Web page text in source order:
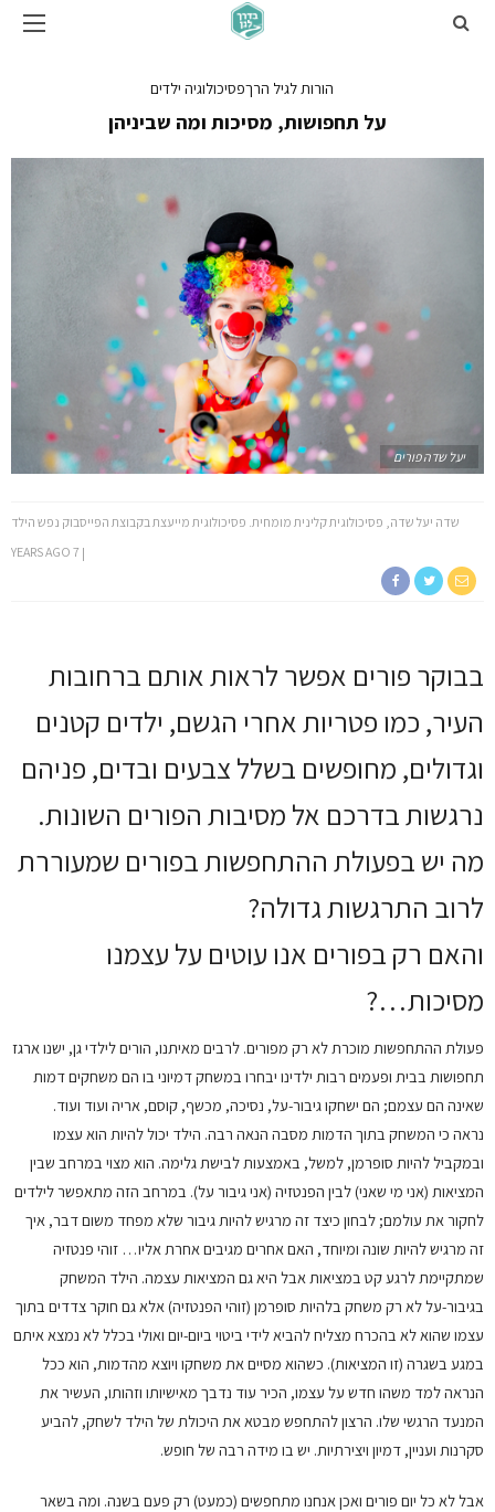
הורות לגיל הרךפסיכולוגיה ילדים
על תחפושות, מסיכות ומה שביניהן
יעל שדה פורים
שדה יעל שדה, פסיכולוגית קלינית מומחית. פסיכולוגית מייעצת בקבוצת הפייסבוק נפש הילד
7 YEARS AGO
בבוקר פורים אפשר לראות אותם ברחובות
העיר, כמו פטריות אחרי הגשם, ילדים קטנים
וגדולים, מחופשים בשלל צבעים ובדים, פניהם
נרגשות בדרכם אל מסיבות הפורים השונות.
מה יש בפעולת ההתחפשות בפורים שמעוררת
לרוב התרגשות גדולה?
והאם רק בפורים אנו עוטים על עצמנו
מסיכות…?
פעולת ההתחפשות מוכרת לא רק מפורים. לרבים מאיתנו, הורים לילדי גן, ישנו ארגז
תחפושות בבית ופעמים רבות ילדינו יבחרו במשחק דמיוני בו הם משחקים דמות
שאינה הם עצמם; הם ישחקו גיבור-על, נסיכה, מכשף, קוסם, אריה ועוד ועוד.
נראה כי המשחק בתוך הדמות מסבה הנאה רבה. הילד יכול להיות הוא עצמו
ובמקביל להיות סופרמן, למשל, באמצעות לבישת גלימה. הוא מצוי במרחב שבין
המציאות (אני מי שאני) לבין הפנטזיה (אני גיבור על). במרחב הזה מתאפשר לילדים
לחקור את עולמם; לבחון כיצד זה מרגיש להיות גיבור שלא מפחד משום דבר, איך
זה מרגיש להיות שונה ומיוחד, האם אחרים מגיבים אחרת אליו… זוהי פנטזיה
שמתקיימת לרגע קט במציאות אבל היא גם המציאות עצמה. הילד המשחק
בגיבור-על לא רק משחק בלהיות סופרמן (זוהי הפנטזיה) אלא גם חוקר צדדים בתוך
עצמו שהוא לא בהכרח מצליח להביא לידי ביטוי ביום-יום ואולי בכלל לא נמצא איתם
במגע בשגרה (זו המציאות). כשהוא מסיים את משחקו ויוצא מהדמות, הוא ככל
הנראה למד משהו חדש על עצמו, הכיר עוד נדבך מאישיותו וזהותו, העשיר את
המנעד הרגשי שלו. הרצון להתחפש מבטא את היכולת של הילד לשחק, להביע
סקרנות ועניין, דמיון ויצירתיות. יש בו מידה רבה של חופש.
אבל לא כל יום פורים ואכן אנחנו מתחפשים (כמעט) רק פעם בשנה. ומה בשאר